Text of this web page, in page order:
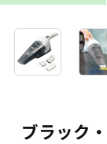
ブラック